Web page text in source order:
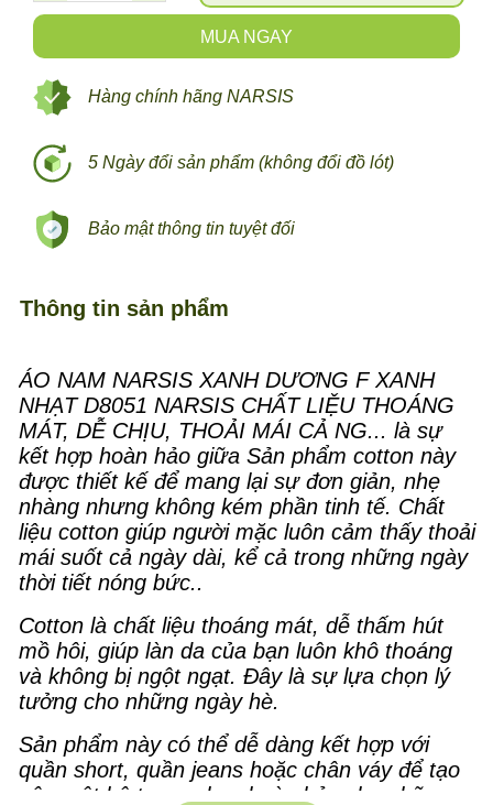
MUA NGAY
5 Ngày đổi sản phẩm (không đổi đồ lót)
Bảo mật thông tin tuyệt đối
Hàng chính hãng NARSIS
Thông tin sản phẩm
ÁO NAM NARSIS XANH DƯƠNG F XANH
NHẠT D8051 NARSIS CHẤT LIỆU THOÁNG
MÁT, DỄ CHỊU, THOẢI MÁI CẢ NG... là sự
kết hợp hoàn hảo giữa Sản phẩm cotton này
được thiết kế để mang lại sự đơn giản, nhẹ
nhàng nhưng không kém phần tinh tế. Chất
liệu cotton giúp người mặc luôn cảm thấy thoải
mái suốt cả ngày dài, kể cả trong những ngày
thời tiết nóng bức..
Cotton là chất liệu thoáng mát, dễ thấm hút
mồ hôi, giúp làn da của bạn luôn khô thoáng
và không bị ngột ngạt. Đây là sự lựa chọn lý
tưởng cho những ngày hè.
Sản phẩm này có thể dễ dàng kết hợp với
quần short, quần jeans hoặc chân váy để tạo
nên một bộ trang phục hoàn hảo cho những